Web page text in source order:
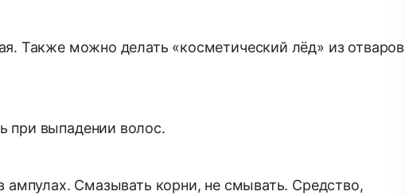
Также можно делать «косметический лёд» из отваров
при выпадении волос.
ампулах. Смазывать корни, не смывать. Средство,